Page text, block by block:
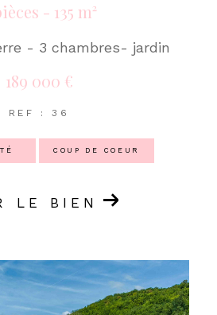
- 135 m²
- 3 chambres- jardin
189 000 €
REF : 36
COUP DE COEUR
LE BIEN